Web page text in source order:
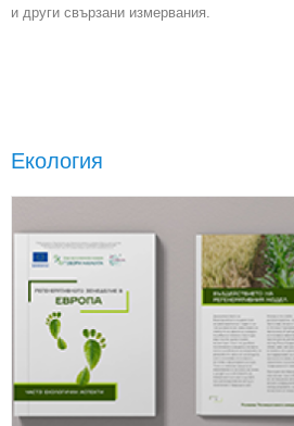
и други свързани измервания.
Екология